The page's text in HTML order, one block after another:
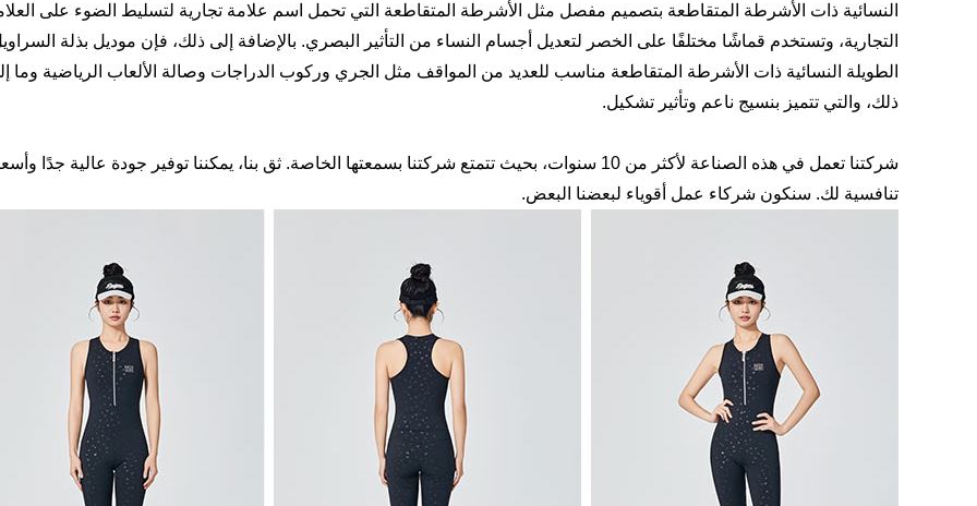
النسائية ذات الأشرطة المتقاطعة بتصميم مفصل مثل الأشرطة المتقاطعة التي تحمل اسم علامة تجارية لتسليط الضوء على
التجارية، وتستخدم قماشًا مختلفًا على الخصر لتعديل أجسام النساء من التأثير البصري. بالإضافة إلى ذلك، فإن موديل بذلة
الطويلة النسائية ذات الأشرطة المتقاطعة مناسب للعديد من المواقف مثل الجري وركوب الدراجات وصالة الألعاب الرياضية وما
ذلك، والتي تتميز بنسيج ناعم وتأثير تشكيل.
شركتنا تعمل في هذه الصناعة لأكثر من 10 سنوات، بحيث تتمتع شركتنا بسمعتها الخاصة. ثق بنا، يمكننا توفير جودة عالية جدًا
تنافسية لك. سنكون شركاء عمل أقوياء لبعضنا البعض.